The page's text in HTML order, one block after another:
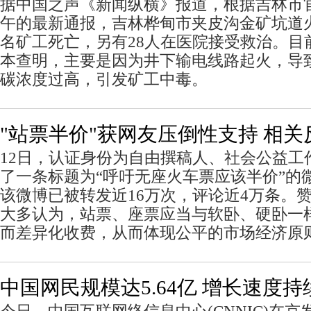
据中国之声《新闻纵横》报道，根据吉林市
午的最新通报，吉林桦甸市夹皮沟金矿坑道
名矿工死亡，另有28人在医院接受救治。目
本查明，主要是因为井下输电线路起火，导
碳浓度过高，引发矿工中毒。
"站票半价"获网友压倒性支持 相关
12日，认证身份为自由撰稿人、社会公益
了一条标题为“呼吁无座火车票应该半价”的
该微博已被转发近16万次，评论近4万条。
大多认为，站票、座票应当与软卧、硬卧一
而差异化收费，从而体现公平的市场经济原
中国网民规模达5.64亿 增长速度持